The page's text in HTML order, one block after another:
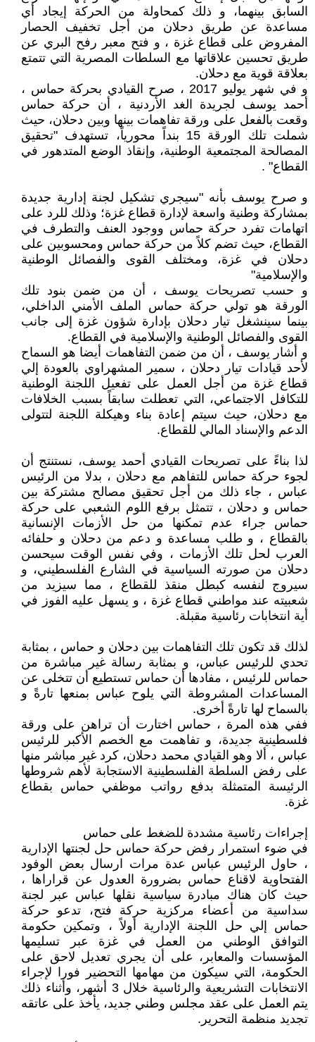
السابق بينهما، و ذلك كمحاولة من الحركة إيجاد أي
مساعدة عن طريق دحلان من أجل تخفيف الحصار
المفروض على قطاع غزة ، و فتح معبر رفح البري عن
طريق تحسين علاقاتها مع السلطات المصرية التي تتمتع
بعلاقة قوية مع دحلان.
و في شهر يوليو 2017 ، صرح القيادي بحركة حماس ،
أحمد يوسف لجريدة الغد الأردنية ، أن حركة حماس
وقعت بالفعل على ورقة تفاهمات بينها وبين دحلان، حيث
شملت تلك الورقة 15 بنداً محورياً، تستهدف "تحقيق
المصالحة المجتمعية الوطنية، وإنقاذ الوضع المتدهور في
القطاع" .
و صرح يوسف بأنه "سيجري تشكيل لجنة إدارية جديدة
بمشاركة وطنية واسعة لإدارة قطاع غزة؛ وذلك للرد على
اتهامات تفرد حركة حماس ووجود العنف والتطرف في
القطاع، حيث تضم كلاً من حركة حماس ومحسوبين على
دحلان في غزة، ومختلف القوى والفصائل الوطنية
والإسلامية"
و حسب تصريحات يوسف ، أن من ضمن بنود تلك
الورقة هو تولي حركة حماس الملف الأمني الداخلي،
بينما سينشغل تيار دحلان بإدارة شؤون غزة إلى جانب
القوى والفصائل الوطنية والإسلامية في القطاع.
و أشار يوسف ، أن من ضمن التفاهمات أيضا هو السماح
لأحد قيادات تيار دحلان ، سمير المشهراوي بالعودة إلي
قطاع غزة من أجل العمل على تفعيل اللجنة الوطنية
للتكافل الاجتماعي، التي تعطلت سابقاً بسبب الخلافات
مع دحلان، حيث سيتم إعادة بناء وهيكلة اللجنة لتتولى
الدعم والإسناد المالي للقطاع.
لذا بناءً على تصريحات القيادي أحمد يوسف، نستنتج أن
لجوء حركة حماس للتفاهم مع دحلان ، بدلا من الرئيس
عباس ، جاء ذلك من أجل تحقيق مصالح مشتركة بين
حماس و دحلان ، تتمثل برفع اللوم الشعبي على حركة
حماس جراء عدم تمكنها من حل الأزمات الإنسانية
بالقطاع ، و طلب مساعدة و دعم من دحلان و حلفائه
العرب لحل تلك الأزمات ، وفي نفس الوقت سيحسن
دحلان من صورته السياسية في الشارع الفلسطيني، و
سيروج لنفسه كبطل منقذ للقطاع ، مما سيزيد من
شعبيته عند مواطني قطاع غزة ، و يسهل عليه الفوز في
أية انتخابات رئاسية مقبلة.
لذلك قد تكون تلك التفاهمات بين دحلان و حماس ، بمثابة
تحدي للرئيس عباس، و بمثابة رسالة غير مباشرة من
حماس للرئيس ، مفادها أن حماس تستطيع أن تتخلى عن
المساعدات المشروطة التي يلوح عباس بمنعها تارةً و
بالسماح لها تارةً أخرى.
ففي هذه المرة ، حماس اختارت أن تراهن على ورقة
فلسطينية جديدة، و تفاهمت مع الخصم الأكبر للرئيس
عباس ، ألا وهو القيادي محمد دحلان، كرد غير مباشر منها
على رفض السلطة الفلسطينية الاستجابة لأهم شروطها
الرئيسة المتمثلة بدفع رواتب موظفي حماس بقطاع
غزة.
إجراءات رئاسية مشددة للضغط على حماس
في ضوء استمرار رفض حركة حماس حل لجنتها الإدارية
، حاول الرئيس عباس عدة مرات ارسال بعض الوفود
الفتحاوية لاقناع حماس بضرورة العدول عن قراراها ،
حيث كان هناك مبادرة سياسية نقلها عباس عبر لجنة
سداسية من أعضاء مركزية حركة فتح، تدعو حركة
حماس إلي حل اللجنة الإدارية أولاً ، وتمكين حكومة
التوافق الوطني من العمل في غزة عبر تسليمها
المؤسسات والمعابر، على أن يجري تعديل لاحق على
الحكومة، التي سيكون من مهامها التحضير فورا لإجراء
الانتخابات التشريعية والرئاسية خلال 3 أشهر، وأثناء ذلك
يتم العمل على عقد مجلس وطني جديد، يأخذ على عاتقه
تجديد منظمة التحرير.